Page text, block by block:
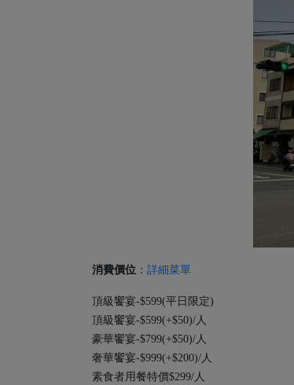
消費價位 ： 詳細菜單
頂級饗宴-$599(平日限定)
頂級饗宴-$599(+$50)/人
豪華饗宴-$799(+$50)/人
奢華饗宴-$999(+$200)/人
素食者用餐特價$299/人